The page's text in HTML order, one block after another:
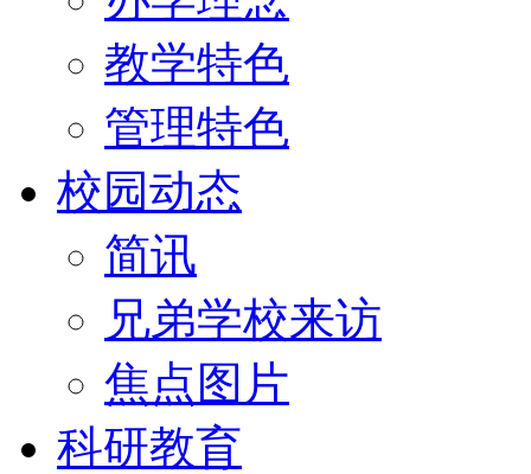
教学特色
管理特色
校园动态
简讯
兄弟学校来访
焦点图片
科研教育